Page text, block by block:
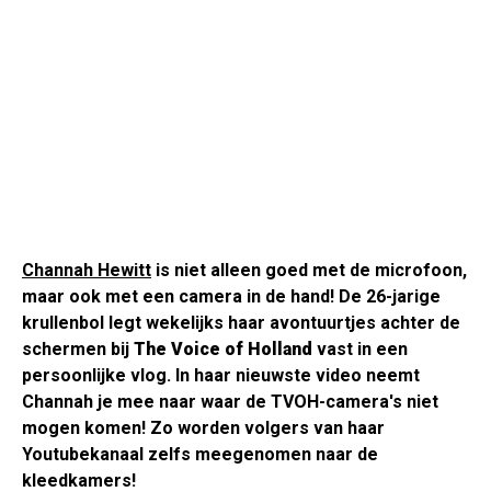
Channah Hewitt is niet alleen goed met de microfoon,
maar ook met een camera in de hand! De 26-jarige
krullenbol legt wekelijks haar avontuurtjes achter de
schermen bij The Voice of Holland vast in een
persoonlijke vlog. In haar nieuwste video neemt
Channah je mee naar waar de TVOH-camera's niet
mogen komen! Zo worden volgers van haar
Youtubekanaal zelfs meegenomen naar de
kleedkamers!